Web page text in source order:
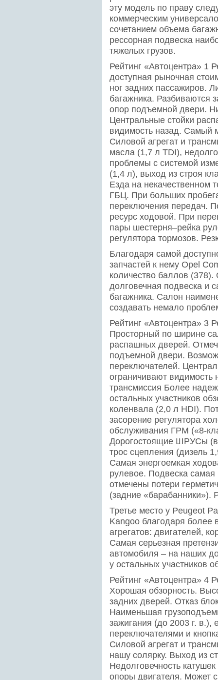
эту модель по праву
коммерческим
сочетанием объема
рессорная подвеска
тяжелых грузов.
Рейтинг «Автоцентра» 1
доступная рыночная
ног задних пассажиров.
багажника. Разбиваются
опор подъемной двери.
Центральные стойки
видимость назад. Самый
Силовой агрегат и
масла (1,7 л TDI),
проблемы с системой
(1,4 л), выход из строя
Езда на некачественном
ГБЦ. При больших
переключения передач.
ресурс ходовой. При
пары шестерня–рейка
регулятора тормозов.
Благодаря самой
запчастей к нему Opel
количество баллов
долговечная подвеска и
багажника. Салон
создавать немало
Рейтинг «Автоцентра» 3
Просторный по ширине
распашных дверей.
подъемной двери.
переключателей.
ограничивают видимость
трансмиссия Более
остальных участников
коленвала (2,0 л HDI).
засорение регулятора
обслуживания ГРМ («8-
Дорогостоящие ШРУСы
трос сцепления (дизель
Самая энергоемкая
рулевое. Подвеска
отмечены потери
(задние «барабанники»).
Третье место у Peugeot
Kangoo благодаря более
агрегатов: двигателей,
Самая серьезная
автомобиля – на наших
у остальных участников
Рейтинг «Автоцентра» 4
Хорошая обзорность.
задних дверей. Отказ
Наименьшая
зажигания (до 2003 г.
переключателями и
Силовой агрегат и
нашу солярку. Выход из
Недолговечность
опоры двигателя. Может